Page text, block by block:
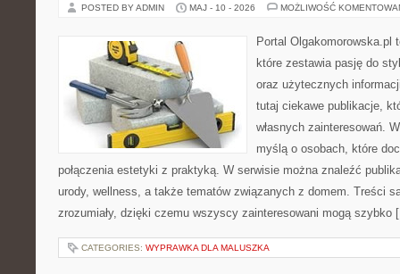
POSTED BY ADMIN MAJ - 10 - 2026 MOŻLIWOŚĆ
Portal Olgakomorowska.pl
które zestawia pasję do
oraz użytecznych
tutaj ciekawe publikacje,
własnych zainteresowań.
myślą o osobach, które
połączenia estetyki z praktyką. W serwisie można znaleźć
urody, wellness, a także tematów związanych z domem. Treści
zrozumiały, dzięki czemu wszyscy zainteresowani mogą szybko
CATEGORIES: WYPRAWKA DLA MALUSZKA